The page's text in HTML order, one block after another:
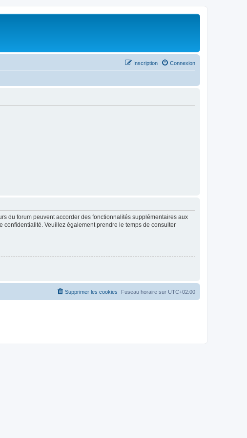
Connexion
Inscription
du forum peuvent accorder des fonctionnalités supplémentaires aux
confidentialité. Veuillez également prendre le temps de consulter
Fuseau horaire sur UTC+02:00
Supprimer les cookies